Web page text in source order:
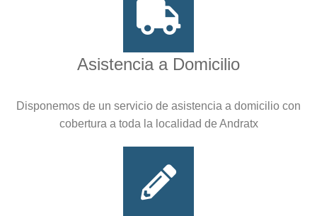
Asistencia a Domicilio
Disponemos de un servicio de asistencia a domicilio con
cobertura a toda la localidad de Andratx